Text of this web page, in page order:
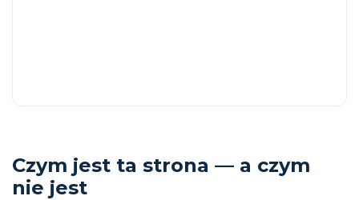
Czym jest ta strona — a czym
nie jest